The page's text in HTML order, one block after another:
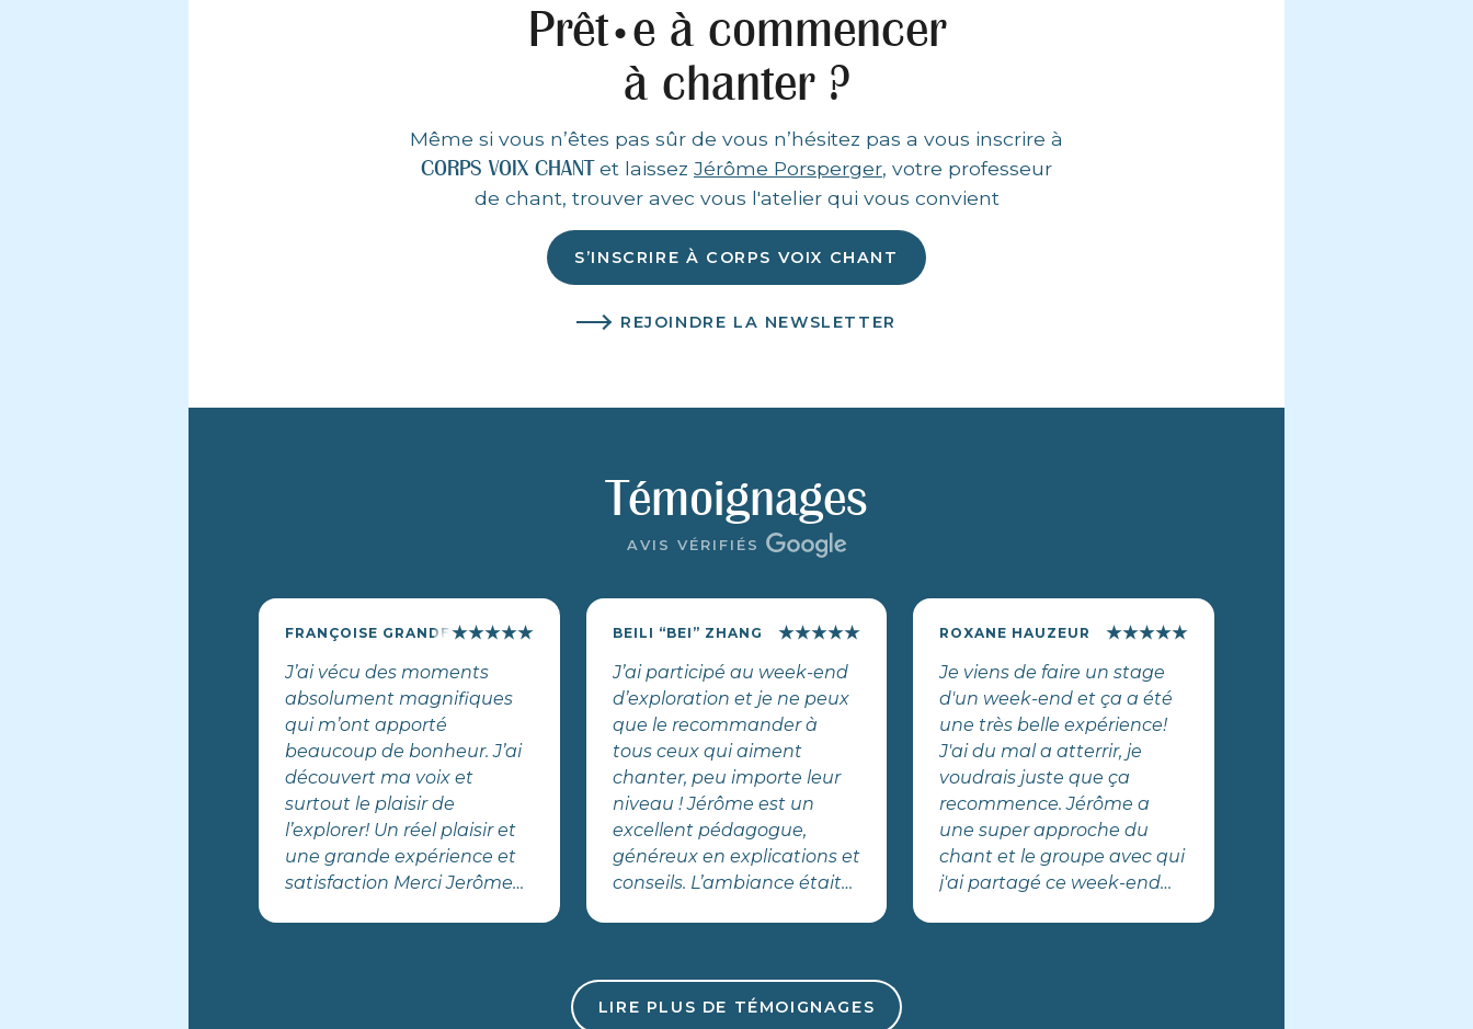
Prêt•e à commencer
à chanter ?
Même si vous n’êtes pas sûr de vous n’hésitez pas a vous inscrire à
CORPS VOIX CHANTet laissez Jérôme Porsperger, votre professeur
de chant, trouver avec vous l'atelier qui vous convient
S’INSCRIRE À CORPS VOIX CHANT
REJOINDRE LA NEWSLETTER
Témoignages
AVIS VÉRIFIÉS
FRANÇOISE GRANDELET
★★★★★
J’ai vécu des moments
absolument magnifiques
qui m’ont apporté
beaucoup de bonheur. J’ai
découvert ma voix et
surtout le plaisir de
l’explorer! Un réel plaisir et
une grande expérience et
satisfaction Merci Jerôme
BEILI “BEI” ZHANG ★★★★★
J’ai participé au week-end
d’exploration et je ne peux
que le recommander à
tous ceux qui aiment
chanter, peu importe leur
niveau ! Jérôme est un
excellent pédagogue,
généreux en explications et
conseils. L’ambiance était
l’aise. C’était intense, très
riche en contenu, mais
ROXANE HAUZEUR ★★★★★
Je viens de faire un stage
d'un week-end et ça a été
une très belle expérience!
J'ai du mal a atterrir, je
voudrais juste que ça
recommence. Jérôme a
une super approche du
chant et le groupe avec qui
j'ai partagé ce week-end
LIRE PLUS DE TÉMOIGNAGES